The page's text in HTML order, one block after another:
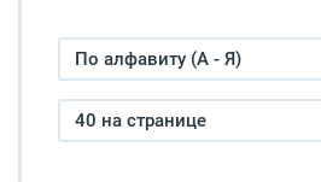
По алфавиту (А - Я)
40 на странице